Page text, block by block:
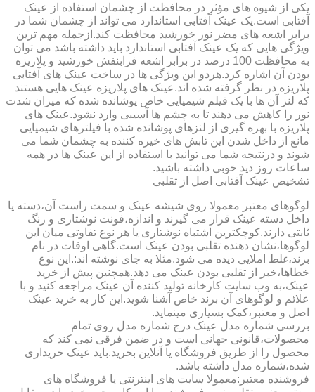
یکی از شیوه های مؤثر در محافظت از چشمان استفاده از عینک
آفتابی است.یک عینک آفتابی استاندارد می تواند از چشمان شما در
برابر اشعه های مضر نور خورشید محافظت کند.ازجمله مهم ترین
ویژگی هایی که یک عینک آفتابی استاندارد باید داشته باشد می توان
به محافظت 100 درصد در برابر اشعه فرابنفش خورشید و پلاریزه
بودن آن اشاره کرد.هردو این ویژگی ها در ساخت عینک های آفتابی
پلاریزه در نظر گرفته شده اند.عینک های پلاریزه عینک هایی هستند
که لنز آن ها با یک فیلم شیمیایی خاص پوشانده شده که میزان شدت
نور را کاهش می دهند تا به چشم ها آسیبی وارد نشود.عینک های
پلاریزه با بهره گیری از لنزهای پوشانده شده با فیلترهای شیمیایی
مانع از داخل شدن این تابش های خیره کننده به چشمان شما می
شوند و درنتیجه شما می توانید با استفاده از این عینک ها در همه
ساعات روز دید خوبی داشته باشید.
تشخیص عینک آفتابی اصل از تقلبی
لوگوهای معتبر معمولا روی شیشه عینک و سمت راست آن،دسته یا
داخل دسته عینک قرار می گیرند و اندازه،فونت نوشتاری و رنگ
ثابتی دارند.کوچکترین اشتباه نوشتاری یا هر نوع تفاوتی میان این
لوگوها،نشان دهنده تقلبی بودن عینک است.گاهی اوقات در نام
برند،غلط املایی دیده می شود.مثلا به جای نوشته اند:.این نوع
خطاها،خبر از تقلبی بودن عینک می دهد.همچنین پیش از خرید
عینک،به وب سایت کارخانه تولید کننده آن عینک مراجعه کنید و با
علائم و لوگوهای آن برند خاص آشنا شوید.این کار به خرید عینک
اصل و معتبر،کمک بسیاری مینماید.
بررسی شماره مدل عینک درج شماره مدل روی تمام
محصولات،قانونی جهانی است و در ضمن فرقی نمی کند که
محصول را از طریق فروشگاه یا آنلاین بخرید.باید عینک خریداری
شده،شماره مدل داشته باشد.
فروشنده معتبر:معمولا سایت های اینترنتی یا فروشگاه های